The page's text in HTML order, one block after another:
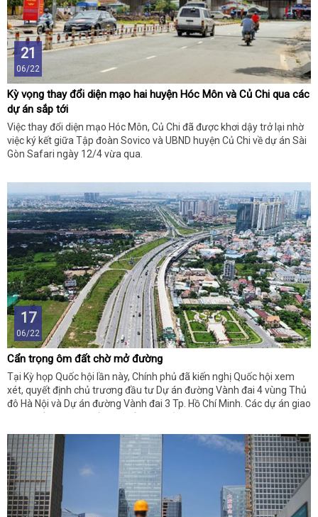
21
06/22
Kỳ vọng thay đổi diện mạo hai huyện Hóc Môn và Củ Chi qua các
dự án sắp tới
Việc thay đổi diện mạo Hóc Môn, Củ Chi đã được khơi dậy trở lại nhờ
việc ký kết giữa Tập đoàn Sovico và UBND huyện Củ Chi về dự án Sài
Gòn Safari ngày 12/4 vừa qua.
17
06/22
Cẩn trọng ôm đất chờ mở đường
Tại Kỳ họp Quốc hội lần này, Chính phủ đã kiến nghị Quốc hội xem
xét, quyết định chủ trương đầu tư Dự án đường Vành đai 4 vùng Thủ
đô Hà Nội và Dự án đường Vành đai 3 Tp. Hồ Chí Minh. Các dự án giao